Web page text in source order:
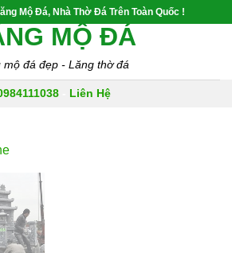
Mộ Đá, Nhà Thờ Đá Trên Toàn Quốc !
MỘ ĐÁ
mộ đá đẹp - Lăng thờ đá
- Liên Hệ